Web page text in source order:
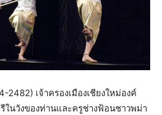
2482) เจ้าครองเมืองเชียงใหม่องค์
ในวังของท่านและครูช่างฟ้อนชาวพม่า